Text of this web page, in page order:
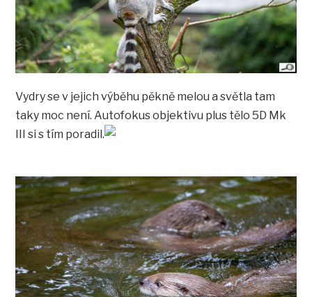
Vydry se v jejich výběhu pěkně melou a světla tam
taky moc není. Autofokus objektivu plus tělo 5D Mk
III si s tím poradil.